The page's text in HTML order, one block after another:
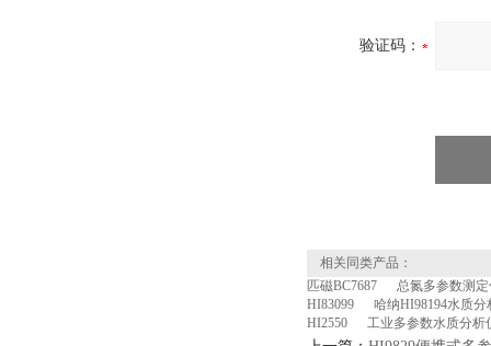
验证码：
相关同类产品：
匹磁BC7687
总氮多参数测
HI83099
哈纳HI98194水质分
HI2550
工业多参数水质分析